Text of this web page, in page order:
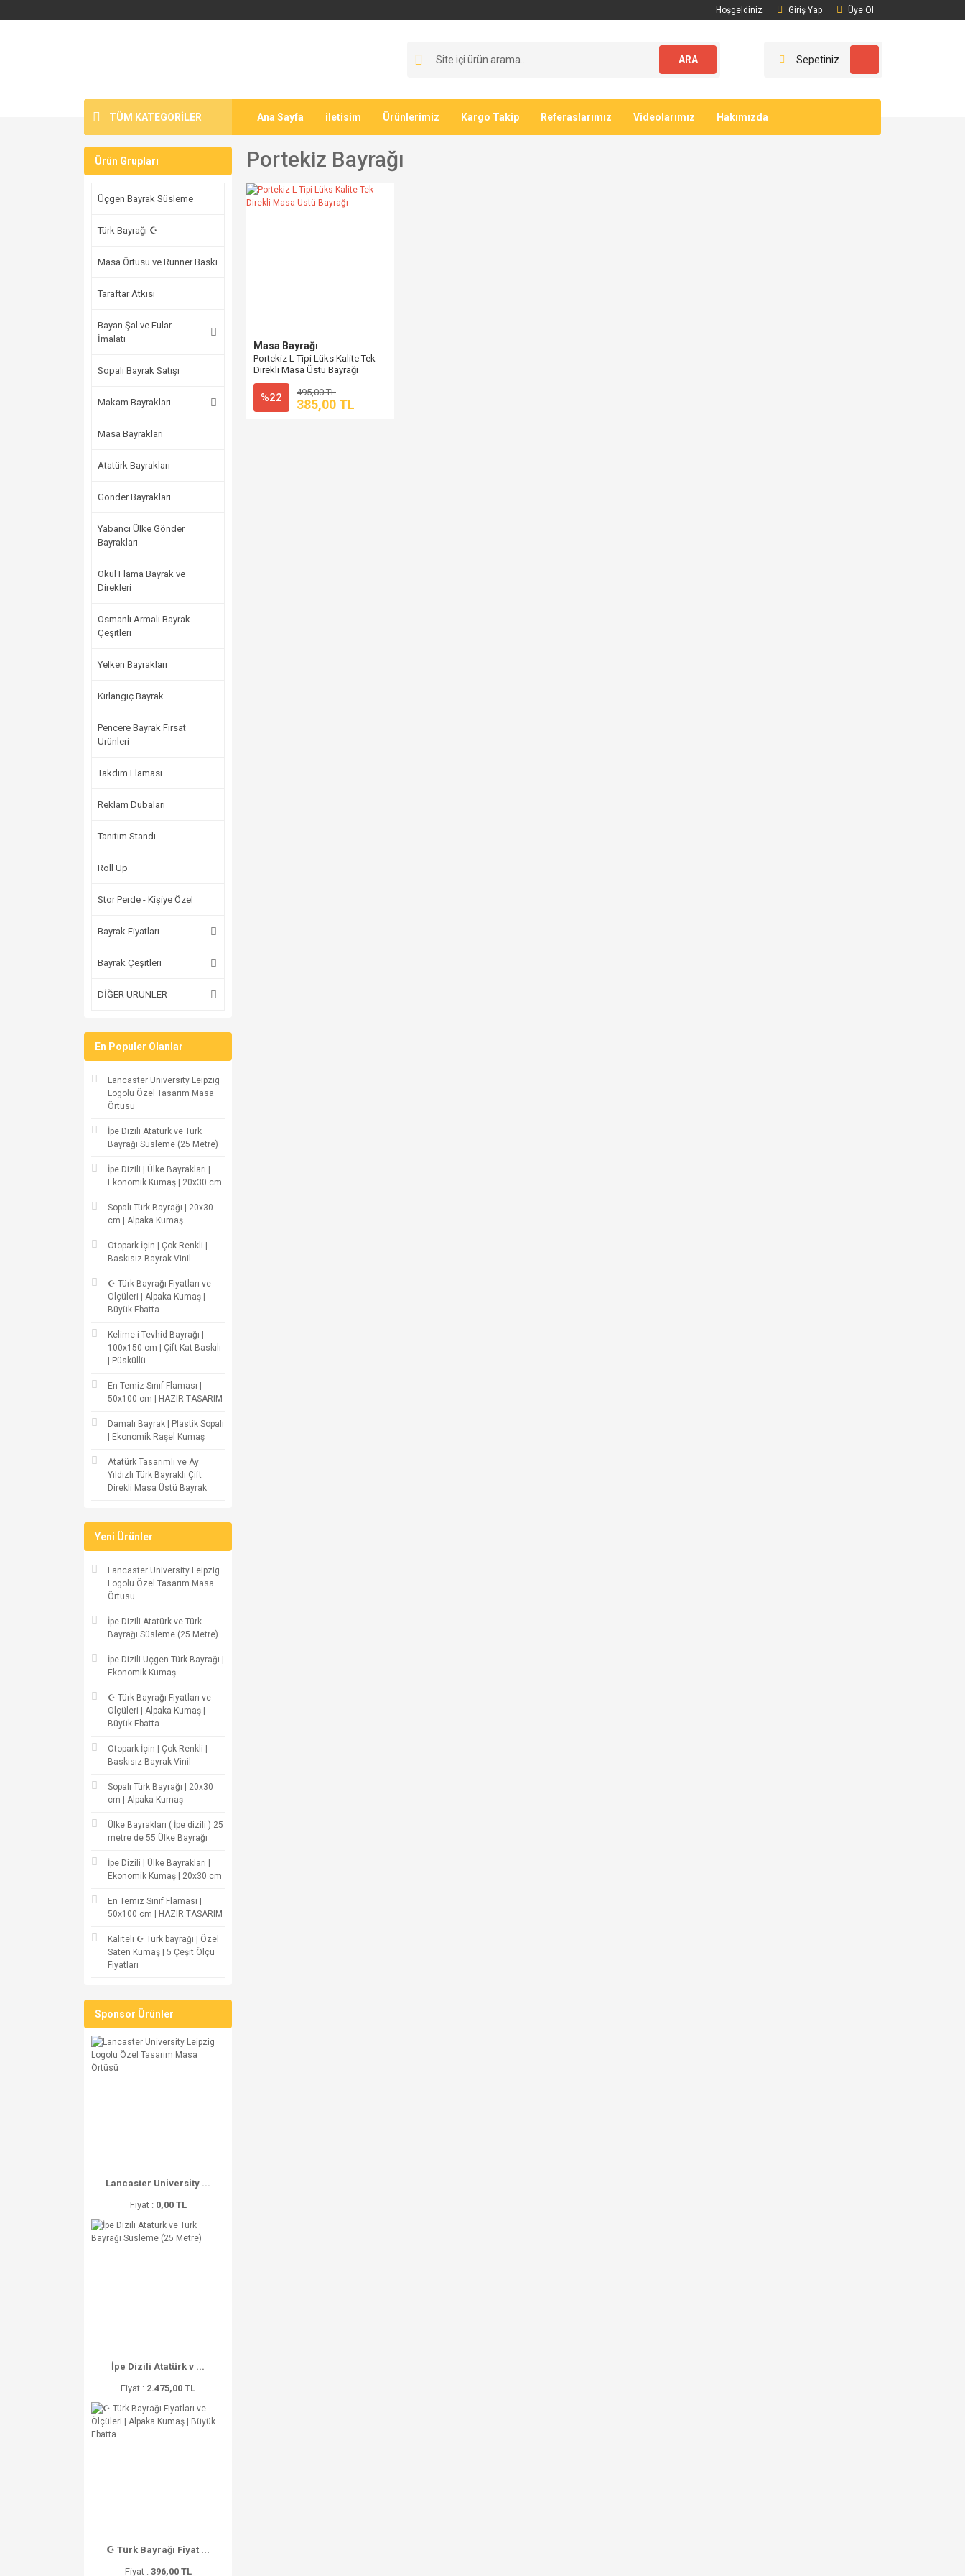
Hoşgeldiniz Giriş Yap Üye Ol
ARA Sepetiniz
TÜM KATEGORİLER Ana Sayfa iletisim Ürünlerimiz Kargo Takip Referaslarımız Videolarımız Hakımızda
Ürün Grupları
Üçgen Bayrak Süsleme
Türk Bayrağı ☪
Masa Örtüsü ve Runner Baskı
Taraftar Atkısı
Bayan Şal ve Fular
İmalatı
Sopalı Bayrak Satışı
Makam Bayrakları
Masa Bayrakları
Atatürk Bayrakları
Gönder Bayrakları
Yabancı Ülke Gönder
Bayrakları
Okul Flama Bayrak ve
Direkleri
Osmanlı Armalı Bayrak
Çeşitleri
Yelken Bayrakları
Kırlangıç Bayrak
Pencere Bayrak Fırsat
Ürünleri
Takdim Flaması
Reklam Dubaları
Tanıtım Standı
Roll Up
Stor Perde - Kişiye Özel
Bayrak Fiyatları
Bayrak Çeşitleri
DİĞER ÜRÜNLER
En Populer Olanlar
Lancaster University Leipzig
Logolu Özel Tasarım Masa
Örtüsü
İpe Dizili Atatürk ve Türk
Bayrağı Süsleme (25 Metre)
İpe Dizili | Ülke Bayrakları |
Ekonomik Kumaş | 20x30 cm
Sopalı Türk Bayrağı | 20x30
cm | Alpaka Kumaş
Otopark İçin | Çok Renkli |
Baskısız Bayrak Vinil
☪ Türk Bayrağı Fiyatları ve
Ölçüleri | Alpaka Kumaş |
Büyük Ebatta
Kelime-i Tevhid Bayrağı |
100x150 cm | Çift Kat Baskılı
| Püsküllü
En Temiz Sınıf Flaması |
50x100 cm | HAZIR TASARIM
Damalı Bayrak | Plastik Sopalı
| Ekonomik Raşel Kumaş
Atatürk Tasarımlı ve Ay
Yıldızlı Türk Bayraklı Çift
Direkli Masa Üstü Bayrak
Yeni Ürünler
Lancaster University Leipzig
Logolu Özel Tasarım Masa
Örtüsü
İpe Dizili Atatürk ve Türk
Bayrağı Süsleme (25 Metre)
İpe Dizili Üçgen Türk Bayrağı |
Ekonomik Kumaş
☪ Türk Bayrağı Fiyatları ve
Ölçüleri | Alpaka Kumaş |
Büyük Ebatta
Otopark İçin | Çok Renkli |
Baskısız Bayrak Vinil
Sopalı Türk Bayrağı | 20x30
cm | Alpaka Kumaş
Ülke Bayrakları ( İpe dizili ) 25
metre de 55 Ülke Bayrağı
İpe Dizili | Ülke Bayrakları |
Ekonomik Kumaş | 20x30 cm
En Temiz Sınıf Flaması |
50x100 cm | HAZIR TASARIM
Kaliteli ☪ Türk bayrağı | Özel
Saten Kumaş | 5 Çeşit Ölçü
Fiyatları
Sponsor Ürünler
Lancaster University ...
Fiyat : 0,00 TL
İpe Dizili Atatürk v ...
Fiyat : 2.475,00 TL
☪ Türk Bayrağı Fiyat ...
Fiyat : 396,00 TL
Portekiz Bayrağı
Masa Bayrağı
Portekiz L Tipi Lüks Kalite Tek
Direkli Masa Üstü Bayrağı
%22 495,00 TL
385,00 TL